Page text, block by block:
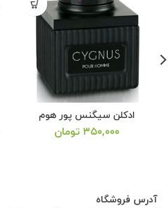
ادکلن سیگنس پور هوم
۳۵۰,۰۰۰ تومان
آدرس فروشگاه